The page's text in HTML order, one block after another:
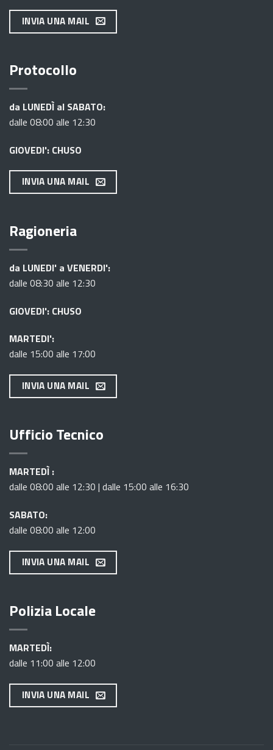
INVIA UNA MAIL
Protocollo
da LUNEDÌ al SABATO:
dalle 08:00 alle 12:30
GIOVEDI': CHUSO
INVIA UNA MAIL
Ragioneria
da LUNEDI' a VENERDI':
dalle 08:30 alle 12:30
GIOVEDI': CHUSO
MARTEDI':
dalle 15:00 alle 17:00
INVIA UNA MAIL
Ufficio Tecnico
MARTEDÌ :
dalle 08:00 alle 12:30 | dalle 15:00 alle 16:30
SABATO:
dalle 08:00 alle 12:00
INVIA UNA MAIL
Polizia Locale
MARTEDÌ:
dalle 11:00 alle 12:00
INVIA UNA MAIL